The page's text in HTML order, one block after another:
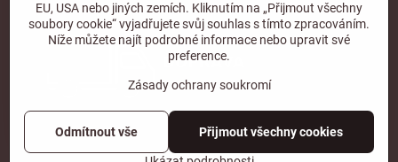
*Nevztahuje se na paletovou přepravu.
©2026CopyrightPředvolby soukromíZásady ochrany soukromí
EU, USA nebo jiných zemích. Kliknutím na „Přijmout všechny
soubory cookie“ vyjadřujete svůj souhlas s tímto zpracováním.
Níže můžete najít podrobné informace nebo upravit své
preference.
Zásady ochrany soukromí
Přijmout všechny cookies
Odmítnout vše